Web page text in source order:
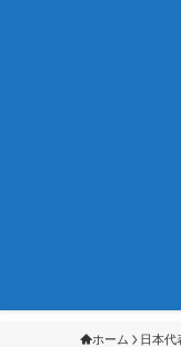
ホーム 日本代